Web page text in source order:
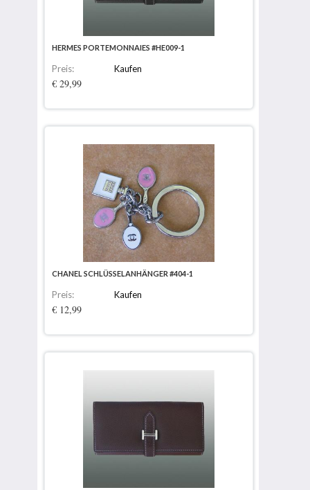
HERMES PORTEMONNAIES #HE009-1
Preis:
€ 29,99
Kaufen
CHANEL SCHLÜSSELANHÄNGER #404-1
Preis:
€ 12,99
Kaufen